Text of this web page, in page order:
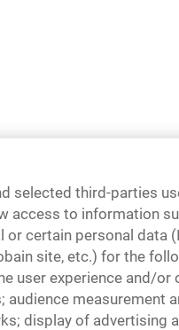
selected third-parties
access to information
certain personal data
site, etc.) for the
user experience and/or
measurement
display of advertising